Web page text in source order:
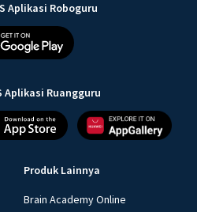
Aplikasi Roboguru
Aplikasi Ruangguru
Produk Lainnya
Brain Academy Online